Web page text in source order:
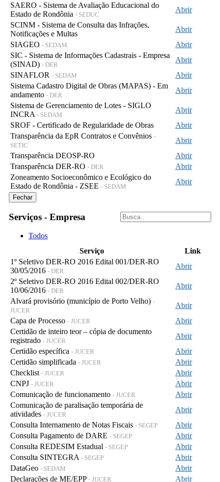
SAERO - Sistema de Avaliação Educacional do
Estado de Rondônia - SEDUC
Abrir
SCINM - Sistema de Consulta das Infrações,
Notificações e Multas
Abrir
SIAGEO - SEDAM
Abrir
SIC - Sistema de Informações Cadastrais - Empresa
(SINAD) - DER
Abrir
SINAFLOR - SEDAM
Abrir
Sistema Cadastro Digital de Obras (MAPAS) - Em
andamento - DER
Abrir
Sistema de Gerenciamento de Lotes - SIGLO
INCRA - SEDAM
Abrir
SROF - Certificado de Regularidade de Obras
Abrir
Transparência da EpR Contratos e Convênios -
SETIC
Abrir
Transparência DEOSP-RO
Abrir
Transparência DER-RO - DER
Abrir
Zoneamento Socioeconômico e Ecológico do
Estado de Rondônia - ZSEE - SEDAM
Abrir
Fechar
Serviços - Empresa
Todos
Serviço
Link
1º Seletivo DER-RO 2016 Edital 001/DER-RO
30/05/2016 - DER
Abrir
2º Seletivo DER-RO 2016 Edital 002/DER-RO
10/06/2016 - DER
Abrir
Alvará provisório (município de Porto Velho) -
JUCER
Abrir
Capa de Processo - JUCER
Abrir
Certidão de inteiro teor – cópia de documento
registrado - JUCER
Abrir
Certidão específica - JUCER
Abrir
Certidão simplificada - JUCER
Abrir
Checklist - JUCER
Abrir
CNPJ - JUCER
Abrir
Comunicação de funcionamento - JUCER
Abrir
Comunicação de paralisação temporária de
atividades - JUCER
Abrir
Consulta Internamento de Notas Fiscais - SEGEP
Abrir
Consulta Pagamento de DARE - SEGEP
Abrir
Consulta REDESIM Estadual - SEGEP
Abrir
Consulta SINTEGRA - SEGEP
Abrir
DataGeo - SEDAM
Abrir
Declarações de ME/EPP - JUCER Abrir